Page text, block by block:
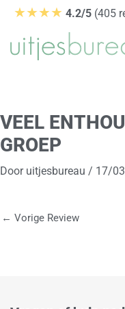
de
★★★★ 4.2/5 (405
VEEL
GROEP
Door uitjesbureau / 17/
← Vorige Review